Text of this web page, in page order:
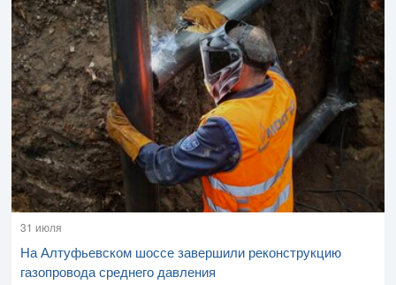
31 июля
На Алтуфьевском шоссе завершили реконструкцию
газопровода среднего давления